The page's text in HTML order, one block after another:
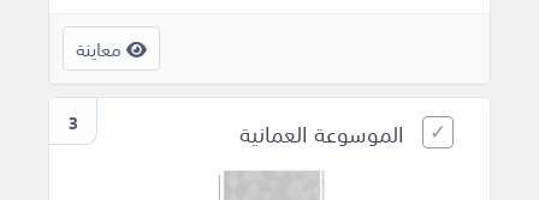
معاينة
3 الموسوعة العمانية